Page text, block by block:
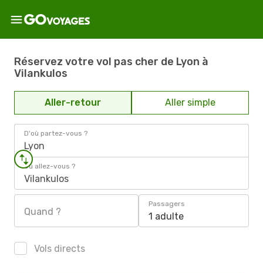
Réservez votre vol pas cher de Lyon à
Vilankulos
Aller-retour Aller simple
D'où partez-vous ?
Lyon
Où allez-vous ?
Vilankulos
Quand ?
Passagers
1 adulte
Vols directs